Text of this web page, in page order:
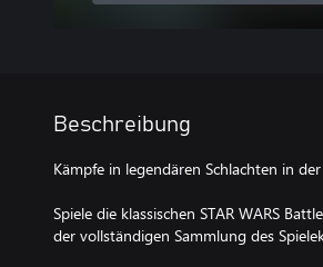
Beschreibung
Kämpfe in legendären Schlachten in
Spiele die klassischen STAR WARS
der vollständigen Sammlung des